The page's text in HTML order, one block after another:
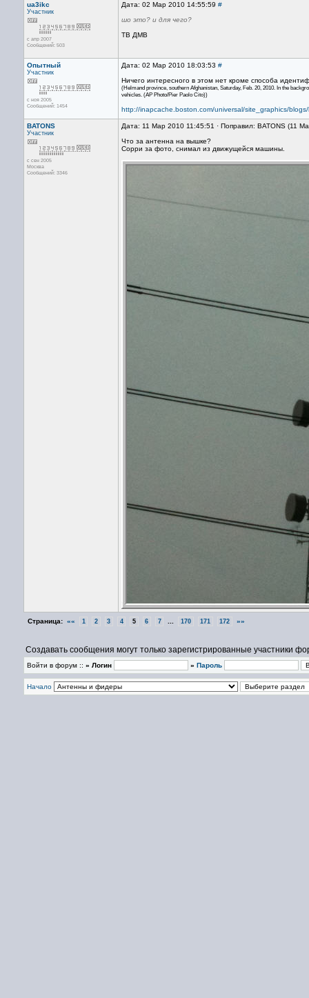
ua3ikc
Участник
с апр 2007
Сообщений: 503
Дата: 02 Мар 2010 14:55:59 #
шо это? и для чего?
TB ДМВ
Опытный
Участник
с ноя 2005
Сообщений: 1454
Дата: 02 Мар 2010 18:03:53 #
Ничего интересного в этом нет кроме способа
(Helmand province, southern Afghanistan, Saturday, Feb. 20, 2010. In the
vehicles. (AP Photo/Pier Paolo Cito))
http://inapcache.boston.com/universal/site_graphics/
BATONS
Участник
с сен 2005
Москва
Сообщений: 3346
Дата: 11 Мар 2010 11:45:51 · Поправил: BATONS (11
Что за антенна на вышке?
Сорри за фото, снимал из движущейся машины.
Страница: «« 1 2 3 4 5 6 7 170 171 172 »»
Создавать сообщения могут только зарегистрированные участники
Войти в форум :: » Логин » Пароль
Начало